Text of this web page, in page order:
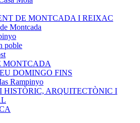
DE MONTCADA I REIXAC
Montcada
poble
MONTCADA
DOMINGO FINS
Rampinyo
HISTÒRIC, ARQUITECTÒNIC I